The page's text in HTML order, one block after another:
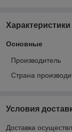
Характеристики
Основные
Производитель
Страна
Условия
Доставка